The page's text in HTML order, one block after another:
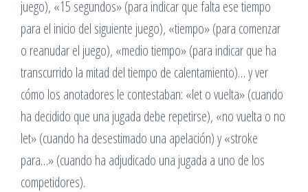
juego), «15 segundos» (para indicar que falta ese tiempo
para el inicio del siguiente juego), «tiempo» (para comenzar
o reanudar el juego), «medio tiempo» (para indicar que ha
transcurrido la mitad del tiempo de calentamiento)… y ver
cómo los anotadores le contestaban: «let o vuelta» (cuando
ha decidido que una jugada debe repetirse), «no vuelta o no
let» (cuando ha desestimado una apelación) y «stroke
para…» (cuando ha adjudicado una jugada a uno de los
competidores).